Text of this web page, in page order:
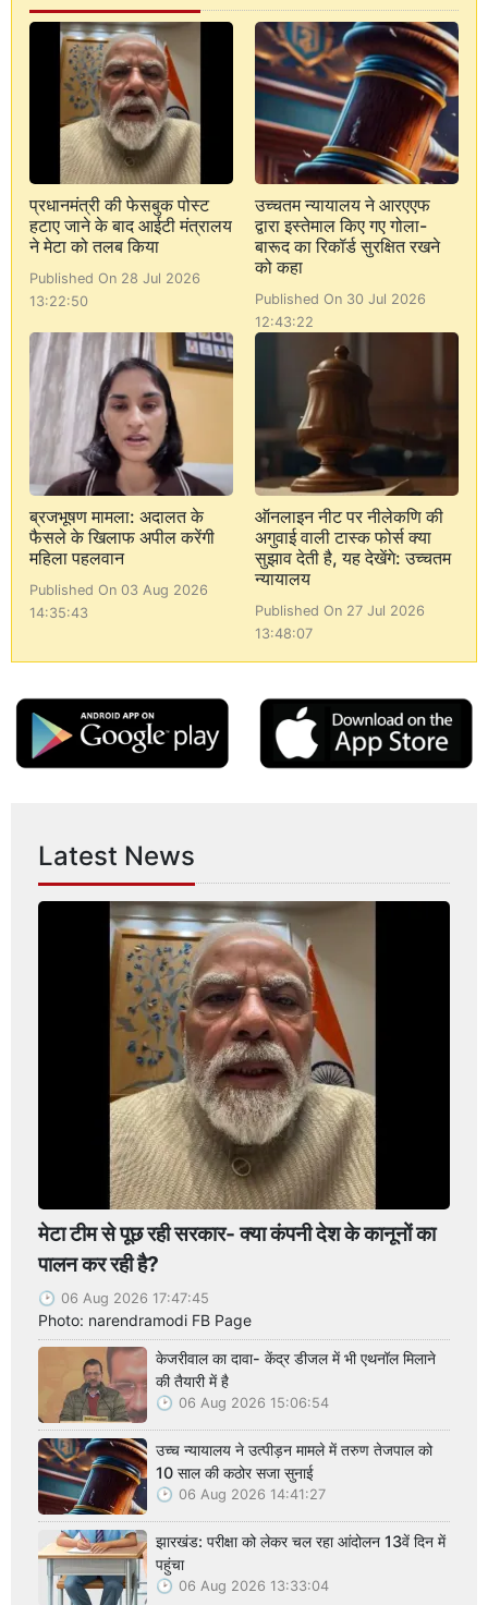
प्रधानमंत्री की फेसबुक पोस्ट
हटाए जाने के बाद आईटी मंत्रालय
ने मेटा को तलब किया
Published On 28 Jul 2026
13:22:50
उच्चतम न्यायालय ने आरएएफ
द्वारा इस्तेमाल किए गए गोला-
बारूद का रिकॉर्ड सुरक्षित रखने
को कहा
Published On 30 Jul 2026
12:43:22
ब्रजभूषण मामला: अदालत के
फैसले के खिलाफ अपील करेंगी
महिला पहलवान
Published On 03 Aug 2026
14:35:43
ऑनलाइन नीट पर नीलेकणि की
अगुवाई वाली टास्क फोर्स क्या
सुझाव देती है, यह देखेंगे: उच्चतम
न्यायालय
Published On 27 Jul 2026
13:48:07
Latest News
मेटा टीम से पूछ रही सरकार- क्या कंपनी देश के कानूनों का
पालन कर रही है?
06 Aug 2026 17:47:45
Photo: narendramodi FB Page
केजरीवाल का दावा- केंद्र डीजल में भी एथनॉल मिलाने
की तैयारी में है
06 Aug 2026 15:06:54
उच्च न्यायालय ने उत्पीड़न मामले में तरुण तेजपाल को
10 साल की कठोर सजा सुनाई
06 Aug 2026 14:41:27
झारखंड: परीक्षा को लेकर चल रहा आंदोलन 13वें दिन में
पहुंचा
06 Aug 2026 13:33:04